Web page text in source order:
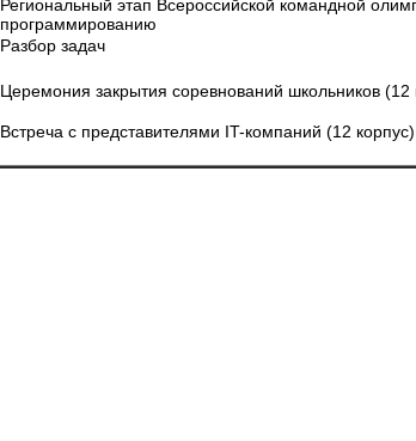
Региональный этап Всероссийской командной
программированию
Разбор задач
Церемония закрытия соревнований школьников (12
Встреча с представителями IT-компаний (12 корпус)